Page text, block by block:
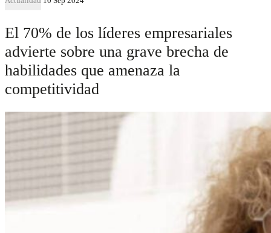
El 70% de los líderes empresariales
advierte sobre una grave brecha de
habilidades que amenaza la
competitividad